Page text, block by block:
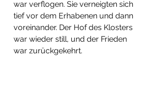
war verflogen. Sie verneigten sich
tief vor dem Erhabenen und dann
voreinander. Der Hof des Klosters
war wieder still, und der Frieden
war zurückgekehrt.